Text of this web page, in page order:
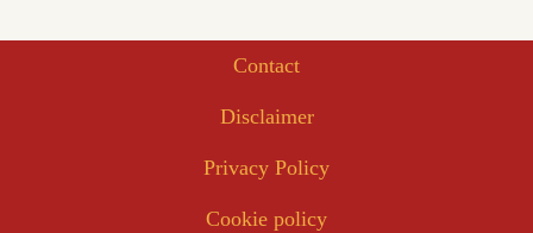
Contact
Disclaimer
Privacy Policy
Cookie policy